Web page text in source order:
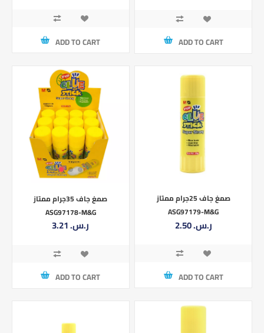
ADD TO CART ADD TO CART
صمغ جاف 35جرام ممتاز
ASG97178-M&G
3.21 ر.س.‏
ADD TO CART
صمغ جاف 25جرام ممتاز
ASG97179-M&G
2.50 ر.س.‏
ADD TO CART